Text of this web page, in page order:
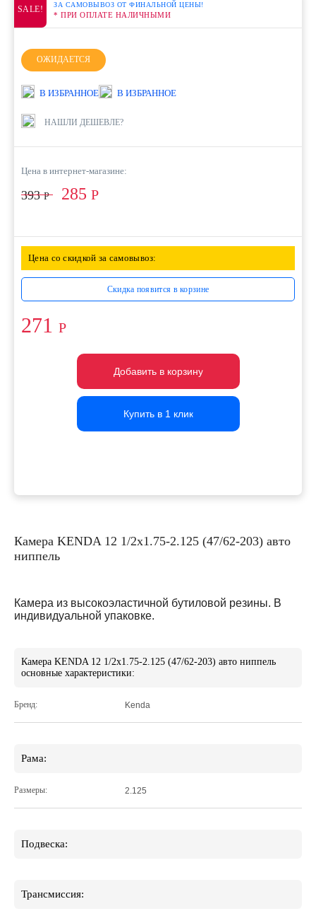
SALE! ЗА САМОВЫВОЗ ОТ ФИНАЛЬНОЙ ЦЕНЫ!
* ПРИ ОПЛАТЕ НАЛИЧНЫМИ
ОЖИДАЕТСЯ
В ИЗБРАННОЕ В ИЗБРАННОЕ
НАШЛИ ДЕШЕВЛЕ?
Цена в интернет-магазине:
393Р 285 Р
Цена со скидкой за самовывоз:
Скидка появится в корзине
271 Р
Добавить в корзину
Добавить в корзину
Добавить в корзину
Купить в 1 клик
Купить в 1 клик
Купить в 1 клик
Камера KENDA 12 1/2x1.75-2.125 (47/62-203) авто
ниппель
Камера из высокоэластичной бутиловой резины. В
индивидуальной упаковке.
Камера KENDA 12 1/2x1.75-2.125 (47/62-203) авто ниппель
основные характеристики:
Бренд: Kenda
Рама:
Размеры: 2.125
Подвеска:
Трансмиссия: